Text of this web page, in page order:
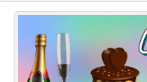
Felicitari muzicale